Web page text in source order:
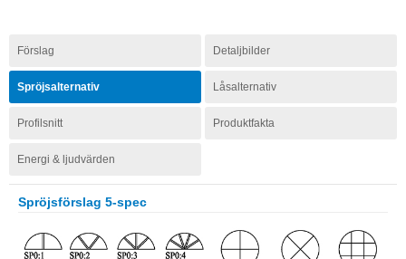
Förslag Detaljbilder
Spröjsalternativ Låsalternativ
Profilsnitt Produktfakta
Energi & ljudvärden
Spröjsförslag 5-spec